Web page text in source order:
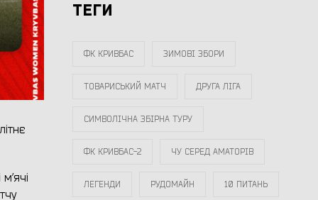
ТЕГИ
ФК КРИВБАС ЗИМОВІ ЗБОРИ
ТОВАРИСЬКИЙ МАТЧ ДРУГА ЛІГА
СИМВОЛІЧНА ЗБІРНА ТУРУ
ФК КРИВБАС-2 ЧУ СЕРЕД АМАТОРІВ
ЛЕГЕНДИ РУДОМАЙН 10 ПИТАНЬ